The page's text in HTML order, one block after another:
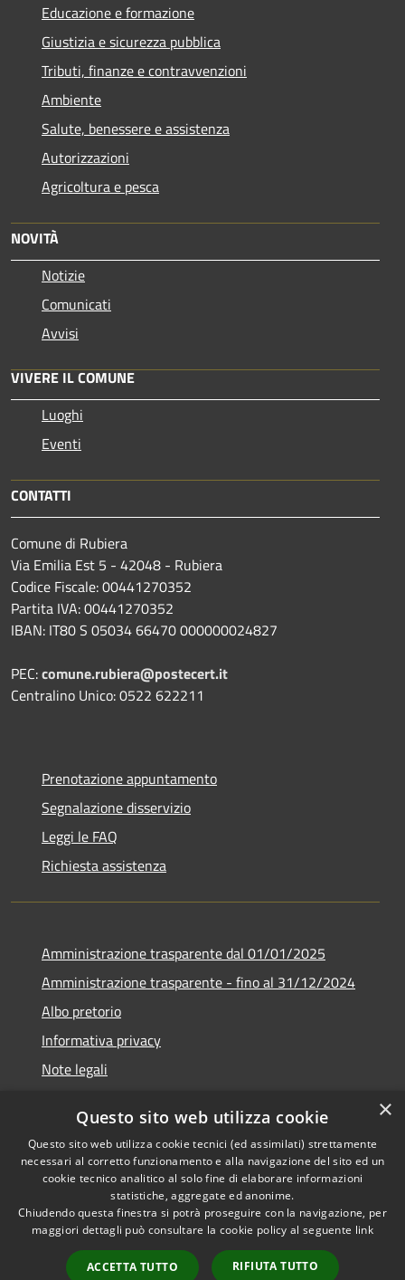
Educazione e formazione
Giustizia e sicurezza pubblica
Tributi, finanze e contravvenzioni
Ambiente
Salute, benessere e assistenza
Autorizzazioni
Agricoltura e pesca
NOVITÀ
Notizie
Comunicati
Avvisi
VIVERE IL COMUNE
Luoghi
Eventi
CONTATTI
Comune di Rubiera
Via Emilia Est 5 - 42048 - Rubiera
Codice Fiscale: 00441270352
Partita IVA: 00441270352
IBAN: IT80 S 05034 66470 000000024827
PEC:comune.rubiera@postecert.it
Centralino Unico: 0522 622211
Prenotazione appuntamento
Segnalazione disservizio
Leggi le FAQ
Richiesta assistenza
Amministrazione trasparente dal 01/01/2025
Amministrazione trasparente - fino al 31/12/2024
Albo pretorio
Informativa privacy
Note legali
Piano di miglioramento del sito
RSS
Accessibilità
Copyright © 2026 • Comune di
Rubiera • Powered by
Municipium•
Accesso
×
Questo sito web utilizza cookie
Questo sito web utilizza cookie tecnici (ed assimilati) strettamente
necessari al corretto funzionamento e alla navigazione del sito ed un
cookie tecnico analitico al solo fine di elaborare informazioni
statistiche, aggregate ed anonime.
Chiudendo questa finestra si potrà proseguire con la navigazione, per
maggiori dettagli può consultare la cookie policy al seguente link
ACCETTA TUTTO RIFIUTA TUTTO